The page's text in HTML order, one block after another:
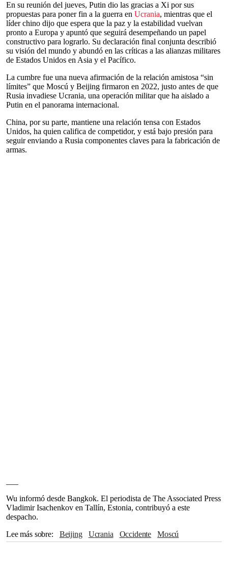
En su reunión del jueves, Putin dio las gracias a Xi por sus
propuestas para poner fin a la guerra en Ucrania, mientras que el
líder chino dijo que espera que la paz y la estabilidad vuelvan
pronto a Europa y apuntó que seguirá desempeñando un papel
constructivo para lograrlo. Su declaración final conjunta describió
su visión del mundo y abundó en las críticas a las alianzas militares
de Estados Unidos en Asia y el Pacífico.
La cumbre fue una nueva afirmación de la relación amistosa “sin
límites” que Moscú y Beijing firmaron en 2022, justo antes de que
Rusia invadiese Ucrania, una operación militar que ha aislado a
Putin en el panorama internacional.
China, por su parte, mantiene una relación tensa con Estados
Unidos, ha quien califica de competidor, y está bajo presión para
seguir enviando a Rusia componentes claves para la fabricación de
armas.
Wu informó desde Bangkok. El periodista de The Associated Press
Vladimir Isachenkov en Tallín, Estonia, contribuyó a este
despacho.
Lee más sobre
Beijing Ucrania Occidente
Moscú